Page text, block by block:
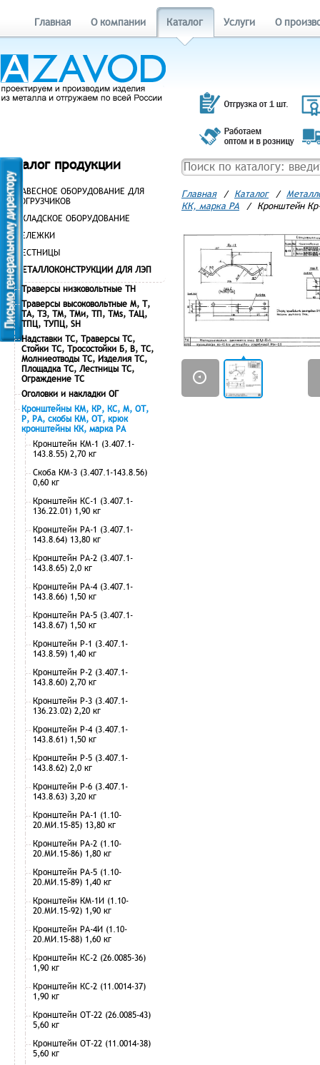
Главная О компании Каталог Услуги О
Каталог продукции
НАВЕСНОЕ ОБОРУДОВАНИЕ ДЛЯ
ПОГРУЗЧИКОВ
СКЛАДСКОЕ ОБОРУДОВАНИЕ
ТЕЛЕЖКИ
ЛЕСТНИЦЫ
МЕТАЛЛОКОНСТРУКЦИИ ДЛЯ ЛЭП
Траверсы низковольтные ТН
Траверсы высоковольтные М, Т,
ТА, ТЗ, ТМ, ТМи, ТП, ТМs, ТАЦ,
ТПЦ, ТУПЦ, SH
Надставки ТС, Траверсы ТС,
Стойки ТС, Тросостойки Б, В, ТС,
Молниеотводы ТС, Изделия ТС,
Площадка ТС, Лестницы ТС,
Ограждение ТС
Оголовки и накладки ОГ
Кронштейны КМ, КР, КС, М, ОТ,
Р, РА, скобы КМ, ОТ, крюк
кронштейны КК, марка РА
Кронштейн КМ-1 (3.407.1-
143.8.55) 2,70 кг
Скоба КМ-3 (3.407.1-143.8.56)
0,60 кг
Кронштейн КС-1 (3.407.1-
136.22.01) 1,90 кг
Кронштейн РА-1 (3.407.1-
143.8.64) 13,80 кг
Кронштейн РА-2 (3.407.1-
143.8.65) 2,0 кг
Кронштейн РА-4 (3.407.1-
143.8.66) 1,50 кг
Кронштейн РА-5 (3.407.1-
143.8.67) 1,50 кг
Кронштейн Р-1 (3.407.1-
143.8.59) 1,40 кг
Кронштейн Р-2 (3.407.1-
143.8.60) 2,70 кг
Кронштейн Р-3 (3.407.1-
136.23.02) 2,20 кг
Кронштейн Р-4 (3.407.1-
143.8.61) 1,50 кг
Кронштейн Р-5 (3.407.1-
143.8.62) 2,0 кг
Кронштейн Р-6 (3.407.1-
143.8.63) 3,20 кг
Кронштейн РА-1 (1.10-
20.МИ.15-85) 13,80 кг
Кронштейн РА-2 (1.10-
20.МИ.15-86) 1,80 кг
Кронштейн РА-5 (1.10-
20.МИ.15-89) 1,40 кг
Кронштейн КМ-1И (1.10-
20.МИ.15-92) 1,90 кг
Кронштейн РА-4И (1.10-
20.МИ.15-88) 1,60 кг
Кронштейн КС-2 (26.0085-36)
1,90 кг
Кронштейн КС-2 (11.0014-37)
1,90 кг
Кронштейн ОТ-22 (26.0085-43)
5,60 кг
Кронштейн ОТ-22 (11.0014-38)
5,60 кг
Главная / Каталог /
КК, марка РА
/ Кронштейн